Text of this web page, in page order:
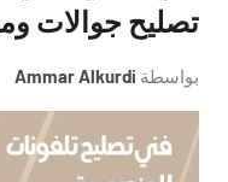
تصليح جوالات
بواسطة Ammar Alkurdi